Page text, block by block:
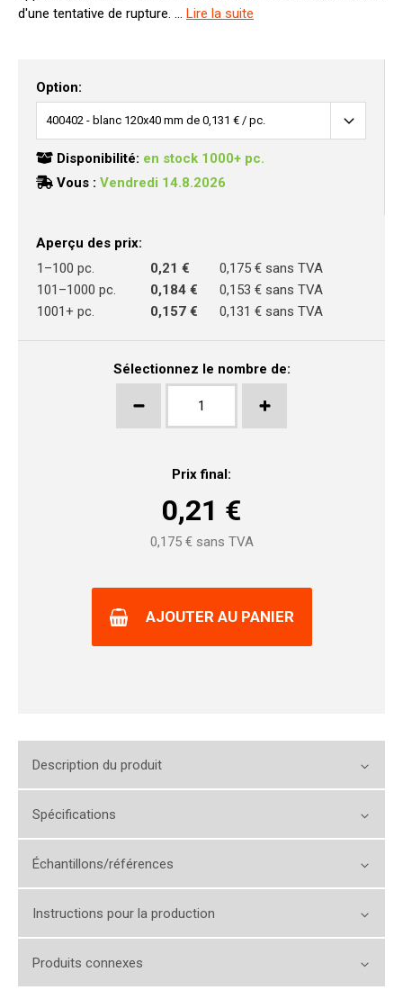
d'une tentative de rupture. ... Lire la suite
Option:
Disponibilité: en stock 1000+ pc.
Vous : Vendredi 14.8.2026
Aperçu des prix:
1–100 pc.
0,21 €
0,175 € sans TVA
101–1000 pc.
0,184 €
0,153 € sans TVA
1001+ pc.
0,157 € 0,131 € sans TVA
Sélectionnez le nombre de:
Prix final:
0,21 €
0,175€ sans TVA
AJOUTER AU PANIER
Description du produit
Spécifications
Échantillons/références
Instructions pour la production
Produits connexes